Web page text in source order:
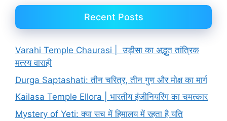
Recent Posts
Varahi Temple Chaurasi | उड़ीसा का अद्भुत तांत्रिक
मत्स्य वाराही
Durga Saptashati: तीन चरित्र, तीन गुण और मोक्ष का मार्ग
Kailasa Temple Ellora | भारतीय इंजीनियरिंग का चमत्कार
Mystery of Yeti: क्या सच में हिमालय में रहता है यति